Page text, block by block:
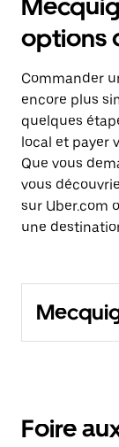
options
Commander
encore plus
quelques
local et payer
Que vous
vous
sur Uber.com
une
Foire